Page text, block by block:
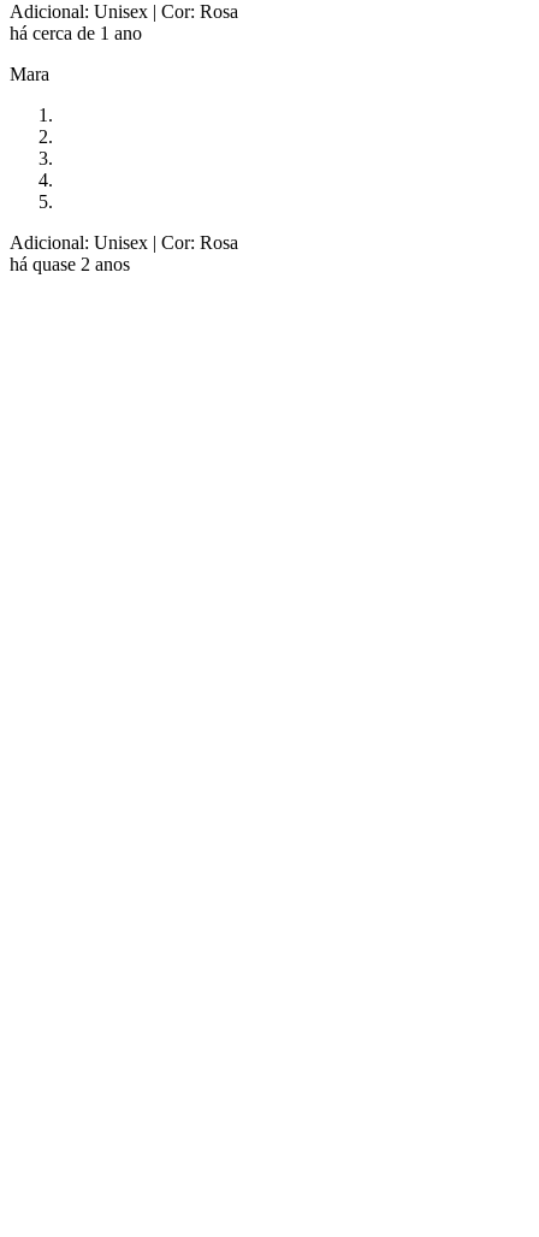
Adicional: Unisex | Cor: Rosa
há cerca de 1 ano
Mara
Adicional: Unisex | Cor: Rosa
há quase 2 anos